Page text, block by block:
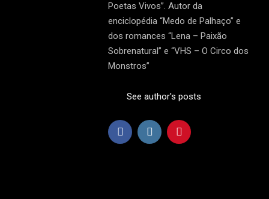
Poetas Vivos”. Autor da
enciclopédia “Medo de Palhaço” e
dos romances “Lena – Paixão
Sobrenatural” e “VHS – O Circo dos
Monstros”
See author's posts